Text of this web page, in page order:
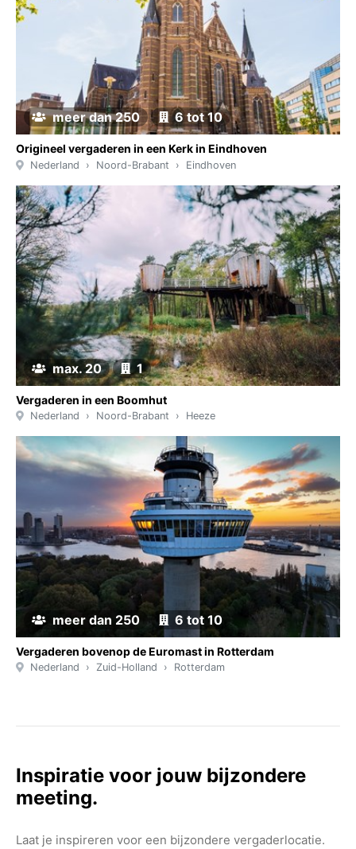
meer dan 250 6 tot 10
Origineel vergaderen in een Kerk in Eindhoven
Nederland Noord-Brabant Eindhoven
max. 20 1
Vergaderen in een Boomhut
Nederland Noord-Brabant Heeze
meer dan 250 6 tot 10
Vergaderen bovenop de Euromast in Rotterdam
Nederland Zuid-Holland Rotterdam
Inspiratie voor jouw bijzondere
meeting.
Laat je inspireren voor een bijzondere vergaderlocatie.